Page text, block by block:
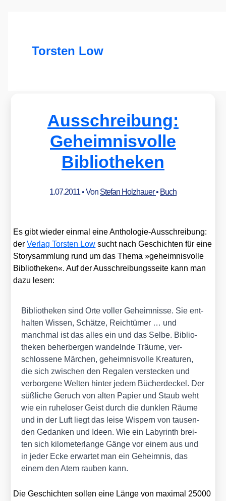
Torsten Low
Ausschreibung:
Geheimnisvolle
Bibliotheken
1.07.2011• Von Stefan Holzhauer• Buch
Es gibt wie­der ein­mal eine Antho­lo­gie-Aus­schrei­bung:
derVer­lag Tors­ten Low sucht nach Geschich­ten für eine
Sto­ry­samm­lung rund um das The­ma »geheim­nis­vol­le
Biblio­the­ken«. Auf der Aus­schrei­bungs­sei­te kann man
dazu lesen:
Biblio­the­ken sind Orte vol­ler Geheim­nis­se. Sie ent­
hal­ten Wis­sen, Schät­ze, Reich­tü­mer … und
manch­mal ist das alles ein und das Sel­be. Biblio­
the­ken beher­ber­gen wan­deln­de Träu­me, ver­
schlos­se­ne Mär­chen, geheim­nis­vol­le Krea­tu­ren,
die sich zwi­schen den Rega­len ver­ste­cken und
ver­bor­ge­ne Wel­ten hin­ter jedem Bücher­de­ckel. Der
süß­li­che Geruch von alten Papier und Staub weht
wie ein ruhe­lo­ser Geist durch die dunk­len Räu­me
und in der Luft liegt das lei­se Wis­pern von tau­sen­
den Gedan­ken und Ideen. Wie ein Laby­rinth brei­
ten sich kilo­me­ter­lan­ge Gän­ge vor einem aus und
in jeder Ecke erwar­tet man ein Geheim­nis, das
einem den Atem rau­ben kann.
Die Geschich­ten sol­len eine Län­ge von maxi­mal 25000